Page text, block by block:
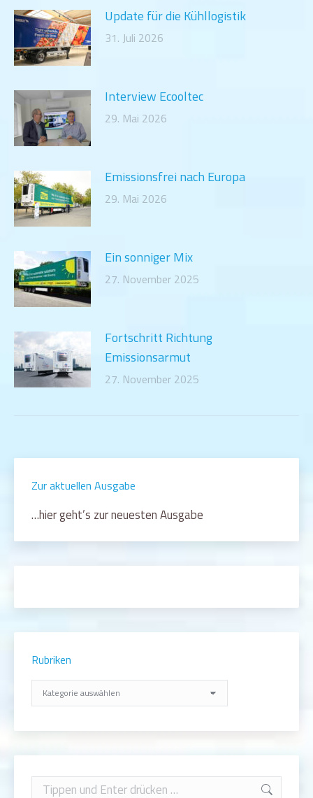
Update für die Kühllogistik
31. Juli 2026
Interview Ecooltec
29. Mai 2026
Emissionsfrei nach Europa
29. Mai 2026
Ein sonniger Mix
27. November 2025
Fortschritt Richtung
Emissionsarmut
27. November 2025
Zur aktuellen Ausgabe
…hier geht’s zur neuesten Ausgabe
Rubriken
Rubriken
Search: